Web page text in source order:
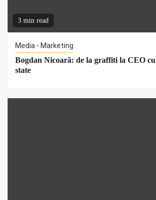
3 min read
Media - Marketing
Bogdan Nicoară: de la graffiti la CEO
state